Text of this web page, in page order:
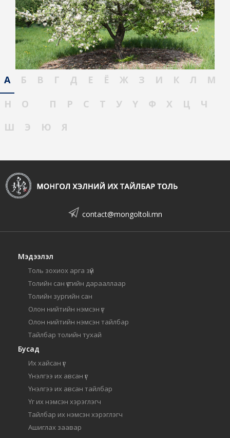
А Б В Г Д Е Ё Ж З И К Л
М
Н
О П Р С Т У Ү Ф Х Ц
Ч
Ш
Э Ю Я
contact@mongoltoli.mn
Мэдээлэл
Толь зохиох арга зүй
Толийн сан үсгийн дарааллаар
Толийн зургийн сан
Олон нийтийн нэмсэн үг
Олон нийтийн нэмсэн тайлбар
Тайлбар толийн тухай
Бусад
Их хайсан үг
Үнэлгээ их авсан үг
Үнэлгээ их авсан тайлбар
Үг их нэмсэн хэрэглэгч
Тайлбар их нэмсэн хэрэглэгч
Ашиглах заавар